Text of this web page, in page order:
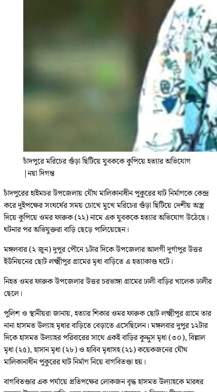
চাঁদপুরে মরিচের গুঁড়া ছিটিয়ে যুবককে কুপিয়ে হত্যার অভিযোগ
|নয়া দিগন্ত
চাঁদপুরের হাইমচর উপজেলায় যৌথ মালিকানাধীন পুকুরের ঘাট নির্মাণকে কেন্দ্র
করে দুইপক্ষের সংঘর্ষের সময় চোখে মুখে মরিচের গুঁড়া ছিটিয়ে দেশীয় অস্ত্র
দিয়ে কুপিয়ে ওমর ফারুক (২২) নামে এক যুবককে হত্যার অভিযোগ উঠেছে।
ঘটনার পর অভিযুক্তরা বাড়ি ছেড়ে পালিয়েছেন।
মঙ্গলবার (২ জুন) দুপুর পৌনে ১টার দিকে উপজেলার আলগী দুর্গাপুর উত্তর
ইউনিয়নের ছোট লক্ষ্মীপুর গ্রামের মৃধা বাড়িতে এ হত্যাকাণ্ড ঘটে।
নিহত ওমর ফারুক উপজেলার উত্তর চরভাঙ্গা গ্রামের ঢালী বাড়ির খালেক ঢালীর
ছেলে।
পুলিশ ও স্থানীয়রা জানায়, হত্যার শিকার ওমর ফারুক ছোট লক্ষ্মীপুর গ্রামে তার
নানা হাসমত উল্যাহ মৃধার বাড়িতে বেড়াতে এসেছিলেন। মঙ্গলবার দুপুর ১২টার
দিকে হাসমত উল্যাহর পরিবারের সাথে একই বাড়ির কুদ্দুস মৃধা (৩০), বিল্লাল
মৃধা (২৫), হাসান মৃধা (২৮) ও হাবিব মৃধাসহ (২১) কয়েকজনের যৌথ
মালিকানাধীন পুকুরের ঘাট নির্মাণ নিয়ে বাগবিতণ্ডা হয়।
বাগবিতণ্ডার এক পর্যায়ে প্রতিপক্ষের লোকজন বৃদ্ধ হাসমত উল্যাহকে মারধর